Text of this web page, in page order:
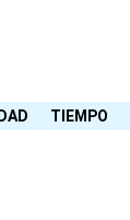
TIEMPO